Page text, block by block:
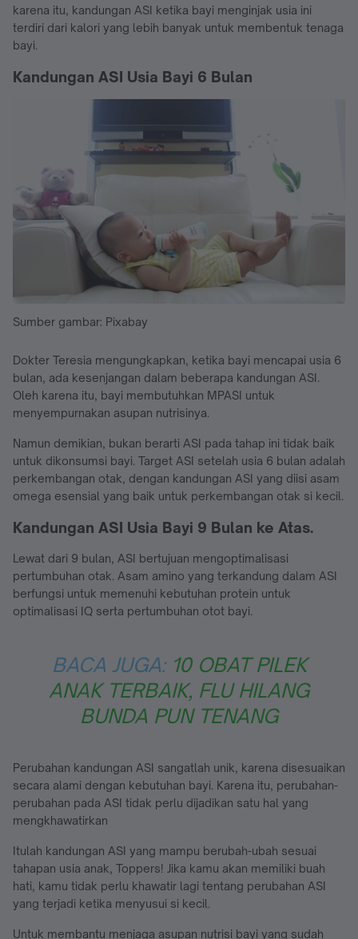
karena itu, kandungan ASI ketika bayi menginjak usia ini
terdiri dari kalori yang lebih banyak untuk membentuk tenaga
bayi.
Kandungan ASI Usia Bayi 6 Bulan
Sumber gambar: Pixabay
Dokter Teresia mengungkapkan, ketika bayi mencapai usia 6
bulan, ada kesenjangan dalam beberapa kandungan ASI.
Oleh karena itu, bayi membutuhkan MPASI untuk
menyempurnakan asupan nutrisinya.
Namun demikian, bukan berarti ASI pada tahap ini tidak baik
untuk dikonsumsi bayi. Target ASI setelah usia 6 bulan adalah
perkembangan otak, dengan kandungan ASI yang diisi asam
omega esensial yang baik untuk perkembangan otak si kecil.
Kandungan ASI Usia Bayi 9 Bulan ke Atas.
Lewat dari 9 bulan, ASI bertujuan mengoptimalisasi
pertumbuhan otak. Asam amino yang terkandung dalam ASI
berfungsi untuk memenuhi kebutuhan protein untuk
optimalisasi IQ serta pertumbuhan otot bayi.
BACA JUGA: 10 OBAT PILEK
ANAK TERBAIK, FLU HILANG
BUNDA PUN TENANG
Perubahan kandungan ASI sangatlah unik, karena disesuaikan
secara alami dengan kebutuhan bayi. Karena itu, perubahan-
perubahan pada ASI tidak perlu dijadikan satu hal yang
mengkhawatirkan
Itulah kandungan ASI yang mampu berubah-ubah sesuai
tahapan usia anak, Toppers! Jika kamu akan memiliki buah
hati, kamu tidak perlu khawatir lagi tentang perubahan ASI
yang terjadi ketika menyusui si kecil.
Untuk membantu menjaga asupan nutrisi bayi yang sudah